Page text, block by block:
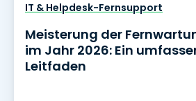
IT & Helpdesk-Fernsupport
Meisterung der
im Jahr 2026: Ein
Leitfaden